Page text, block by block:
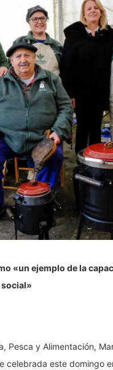
«un ejemplo de la
Pesca y Alimentación,
celebrada este domingo